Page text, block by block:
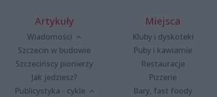
Artykuły
Wiadomości
Szczecin w budowie
Szczecińscy pionierzy
Jak jedziesz?
Publicystyka - cykle
Miejsca
Kluby i dyskoteki
Puby i kawiarnie
Restauracje
Pizzerie
Bary, fast foody